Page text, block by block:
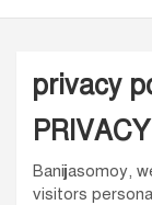
privacy
Banijjasomoy,
visitors